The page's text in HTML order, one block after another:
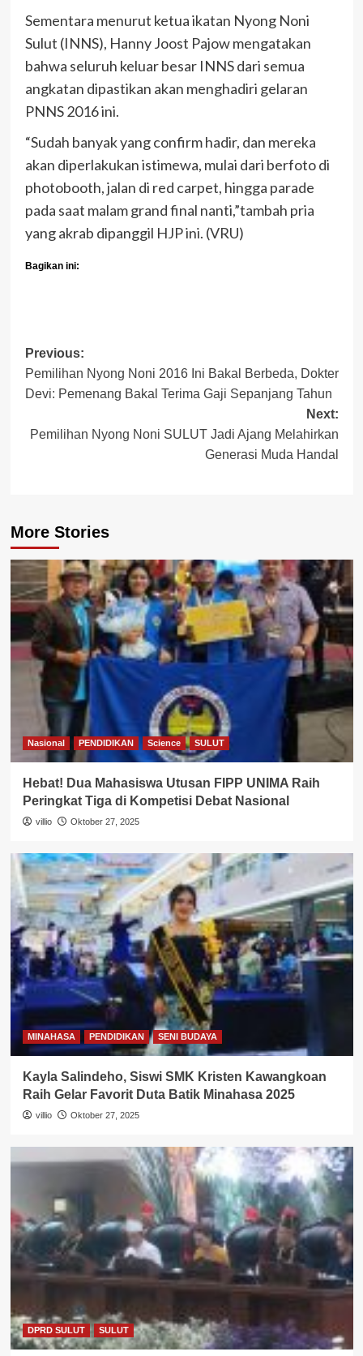
Sementara menurut ketua ikatan Nyong Noni
Sulut (INNS), Hanny Joost Pajow mengatakan
bahwa seluruh keluar besar INNS dari semua
angkatan dipastikan akan menghadiri gelaran
PNNS 2016 ini.
“Sudah banyak yang confirm hadir, dan mereka
akan diperlakukan istimewa, mulai dari berfoto di
photobooth, jalan di red carpet, hingga parade
pada saat malam grand final nanti,”tambah pria
yang akrab dipanggil HJP ini. (VRU)
Bagikan ini:
Post
navigation
Previous:
Pemilihan Nyong Noni 2016 Ini Bakal Berbeda, Dokter
Devi: Pemenang Bakal Terima Gaji Sepanjang Tahun
Next:
Pemilihan Nyong Noni SULUT Jadi Ajang Melahirkan
Generasi Muda Handal
More Stories
Nasional PENDIDIKAN Science SULUT
Hebat! Dua Mahasiswa Utusan FIPP UNIMA Raih
Peringkat Tiga di Kompetisi Debat Nasional
villio Oktober 27, 2025
MINAHASA PENDIDIKAN SENI BUDAYA
Kayla Salindeho, Siswi SMK Kristen Kawangkoan
Raih Gelar Favorit Duta Batik Minahasa 2025
villio Oktober 27, 2025
DPRD SULUT SULUT